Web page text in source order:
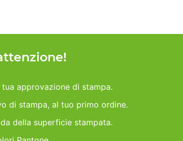
approvazione di stampa.
di stampa, al tuo primo ordine.
della superficie stampata.